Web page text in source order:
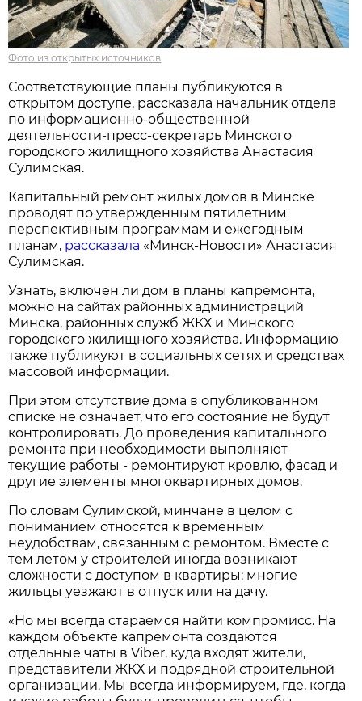
Фото из открытых источников
Соответствующие планы публикуются в
открытом доступе, рассказала начальник отдела
по информационно-общественной
деятельности-пресс-секретарь Минского
городского жилищного хозяйства Анастасия
Сулимская.
Капитальный ремонт жилых домов в Минске
проводят по утвержденным пятилетним
перспективным программам и ежегодным
планам, рассказала «Минск-Новости» Анастасия
Сулимская.
Узнать, включен ли дом в планы капремонта,
можно на сайтах районных администраций
Минска, районных служб ЖКХ и Минского
городского жилищного хозяйства. Информацию
также публикуют в социальных сетях и средствах
массовой информации.
При этом отсутствие дома в опубликованном
списке не означает, что его состояние не будут
контролировать. До проведения капитального
ремонта при необходимости выполняют
текущие работы - ремонтируют кровлю, фасад и
другие элементы многоквартирных домов.
По словам Сулимской, минчане в целом с
пониманием относятся к временным
неудобствам, связанным с ремонтом. Вместе с
тем летом у строителей иногда возникают
сложности с доступом в квартиры: многие
жильцы уезжают в отпуск или на дачу.
«Но мы всегда стараемся найти компромисс. На
каждом объекте капремонта создаются
отдельные чаты в Viber, куда входят жители,
представители ЖКХ и подрядной строительной
организации. Мы всегда информируем, где, когда